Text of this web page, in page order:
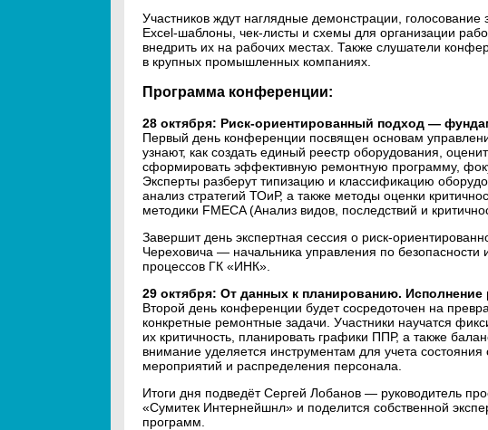
Участников ждут наглядные демонстрации,
Excel-шаблоны, чек-листы и схемы для организации
внедрить их на рабочих местах. Также слушатели
в крупных промышленных компаниях.
Программа конференции:
28 октября: Риск-ориентированный подход —
Первый день конференции посвящен основам
узнают, как создать единый реестр оборудования,
сформировать эффективную ремонтную программу,
Эксперты разберут типизацию и классификацию
анализ стратегий ТОиР, а также методы оценки
методики FMECA (Анализ видов, последствий и
Завершит день экспертная сессия о риск-
Череховича — начальника управления по безопасности
процессов ГК «ИНК».
29 октября: От данных к планированию.
Второй день конференции будет сосредоточен на
конкретные ремонтные задачи. Участники научатся
их критичность, планировать графики ППР, а также
внимание уделяется инструментам для учета
мероприятий и распределения персонала.
Итоги дня подведёт Сергей Лобанов — руководитель
«Сумитек Интернейшнл» и поделится собственной
программ.